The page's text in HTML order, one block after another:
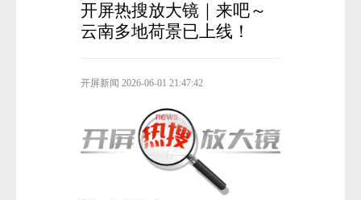
开屏热搜放大镜｜来吧～
云南多地荷景已上线！
开屏新闻 2026-06-01 21:47:42